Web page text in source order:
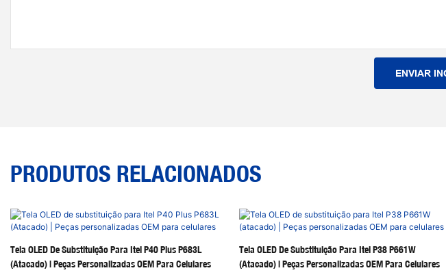
ENVIAR
PRODUTOS RELACIONADOS
Tela OLED De Substituição Para Itel P40 Plus P683L
(Atacado) | Peças Personalizadas OEM Para Celulares
Tela OLED De Substituição Para Itel P38 P661W
(atacado) | Peças Personalizadas OEM Para Celulares